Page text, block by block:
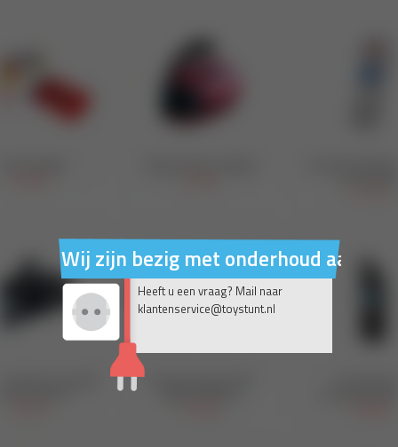
Wij zijn bezig met onderhoud aan
Heeft u een vraag? Mail naar
klantenservice@toystunt.nl